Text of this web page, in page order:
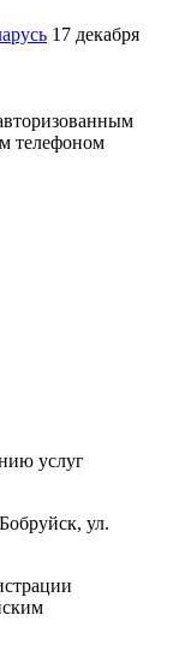
17 декабря
телефоном
услуг
ул.